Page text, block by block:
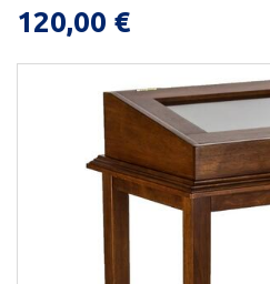
120,00 €